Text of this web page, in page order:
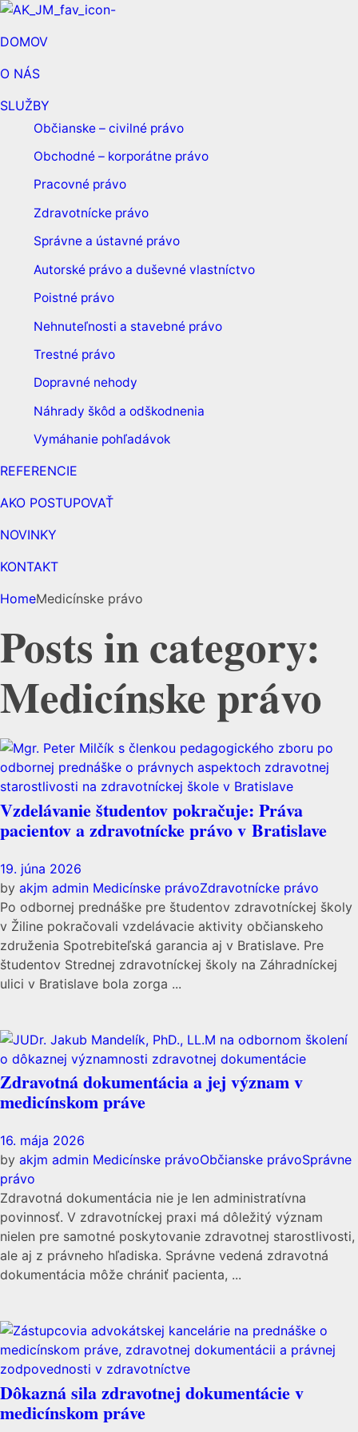
DOMOV
O NÁS
SLUŽBY
Občianske – civilné právo
Obchodné – korporátne právo
Pracovné právo
Zdravotnícke právo
Správne a ústavné právo
Autorské právo a duševné vlastníctvo
Poistné právo
Nehnuteľnosti a stavebné právo
Trestné právo
Dopravné nehody
Náhrady škôd a odškodnenia
Vymáhanie pohľadávok
REFERENCIE
AKO POSTUPOVAŤ
NOVINKY
KONTAKT
HomeMedicínske právo
Posts in category:
Medicínske právo
Vzdelávanie študentov pokračuje: Práva
pacientov a zdravotnícke právo v Bratislave
19. júna 2026
by akjm admin Medicínske právoZdravotnícke právo
Po odbornej prednáške pre študentov zdravotníckej školy
v Žiline pokračovali vzdelávacie aktivity občianskeho
združenia Spotrebiteľská garancia aj v Bratislave. Pre
študentov Strednej zdravotníckej školy na Záhradníckej
ulici v Bratislave bola zorga ...
Zdravotná dokumentácia a jej význam v
medicínskom práve
16. mája 2026
by akjm admin Medicínske právoObčianske právoSprávne
právo
Zdravotná dokumentácia nie je len administratívna
povinnosť. V zdravotníckej praxi má dôležitý význam
nielen pre samotné poskytovanie zdravotnej starostlivosti,
ale aj z právneho hľadiska. Správne vedená zdravotná
dokumentácia môže chrániť pacienta, ...
Dôkazná sila zdravotnej dokumentácie v
medicínskom práve